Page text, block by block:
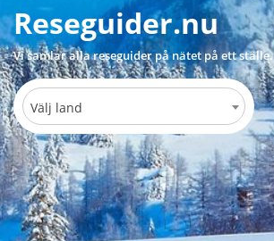
Reseguider.nu
Vi samlar alla reseguider på nätet på ett ställe.
Välj land